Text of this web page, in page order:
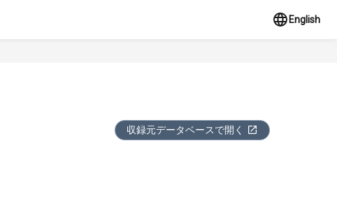
English
収録元データベースで開く